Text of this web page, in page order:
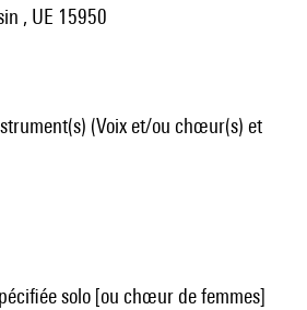
, UE 15950
(Voix et/ou chœur(s) et
solo [ou chœur de femmes]